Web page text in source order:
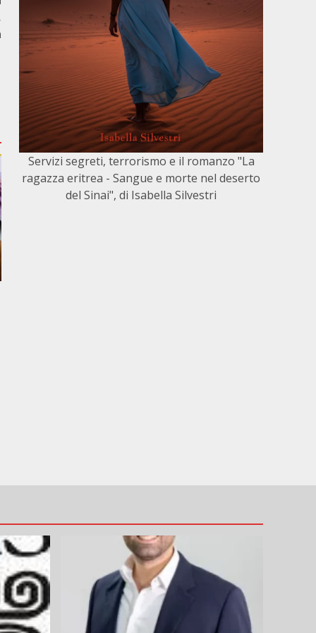
Servizi segreti, terrorismo e il romanzo "La
ragazza eritrea - Sangue e morte nel deserto
del Sinai", di Isabella Silvestri